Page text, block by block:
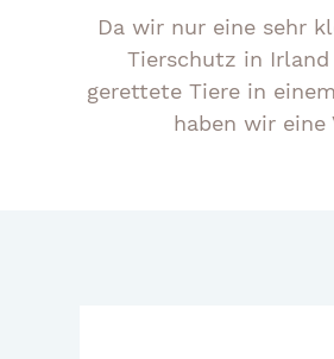
Da wir nur eine sehr
Tierschutz in
gerettete Tiere in
haben wir